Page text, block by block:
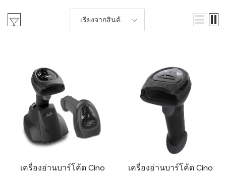
เรียงจากสินค้า
ใหม่-เก่า
เครื่องอ่านบาร์โค้ด Cino
เครื่องอ่านบาร์โค้ด Cino